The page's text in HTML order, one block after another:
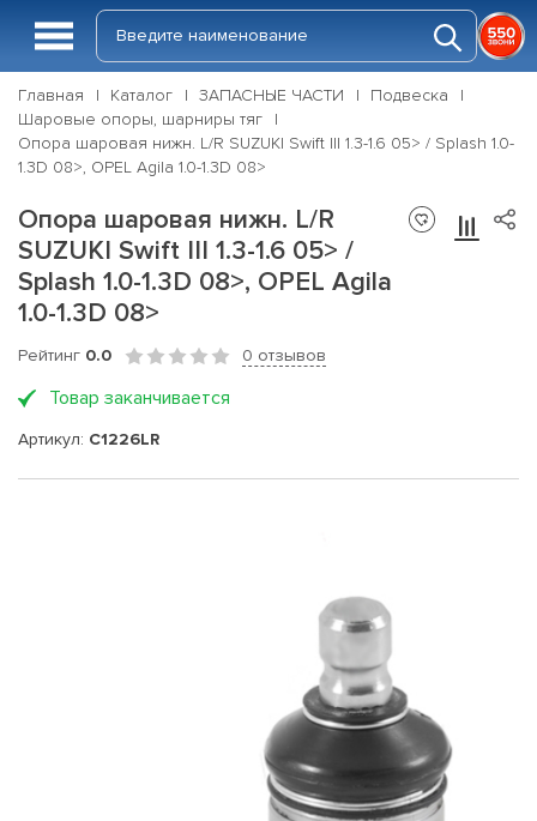
Главная Каталог ЗАПАСНЫЕ ЧАСТИ
Подвеска
Шаровые опоры, шарниры тяг
Опора шаровая нижн. L/R SUZUKI Swift III 1.3-1.6 05> / Splash 1.0-
1.3D 08>, OPEL Agila 1.0-1.3D 08>
Опора шаровая нижн. L/R
SUZUKI Swift III 1.3-1.6 05> /
Splash 1.0-1.3D 08>, OPEL Agila
1.0-1.3D 08>
Рейтинг 0.0 0 отзывов
Товар заканчивается
Артикул: C1226LR